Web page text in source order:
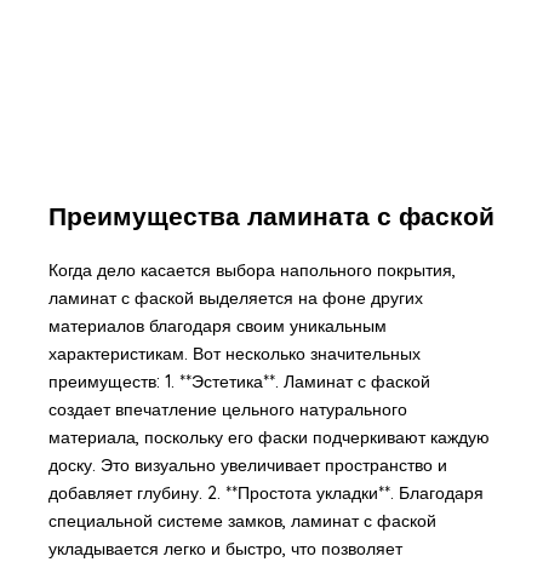
Преимущества ламината с фаской
Когда дело касается выбора напольного покрытия,
ламинат с фаской выделяется на фоне других
материалов благодаря своим уникальным
характеристикам. Вот несколько значительных
преимуществ: 1. **Эстетика**. Ламинат с фаской
создает впечатление цельного натурального
материала, поскольку его фаски подчеркивают каждую
доску. Это визуально увеличивает пространство и
добавляет глубину. 2. **Простота укладки**. Благодаря
специальной системе замков, ламинат с фаской
укладывается легко и быстро, что позволяет